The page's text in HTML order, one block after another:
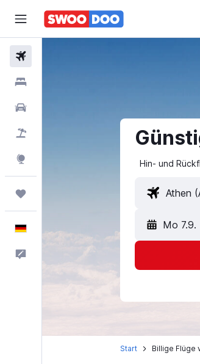
Hin- und
Mo 7.9.
Start Billige Flüge